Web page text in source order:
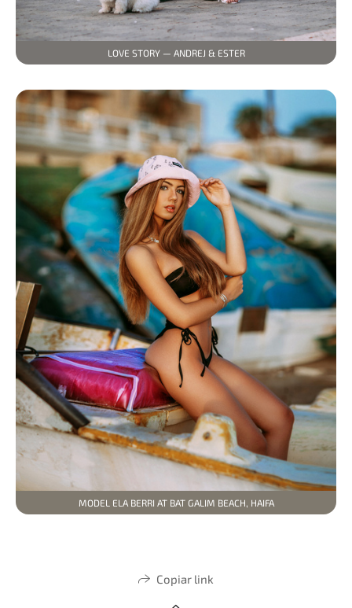
LOVE STORY — ANDREJ & ESTER
MODEL ELA BERRI AT BAT GALIM BEACH, HAIFA
Copiar link